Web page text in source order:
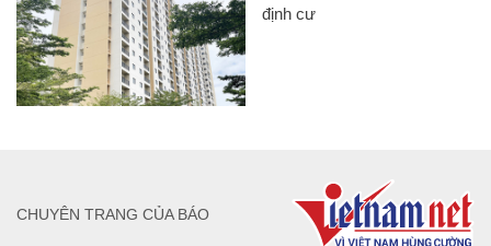
định cư
CHUYÊN TRANG CỦA BÁO